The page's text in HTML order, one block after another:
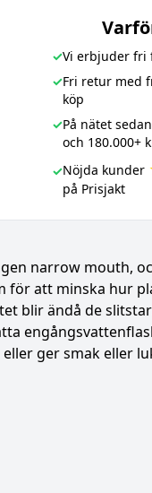
✓Vi erbjuder fri
✓Fri retur med
köp
✓På nätet
och 180.000+
✓Nöjda kunder
på Prisjakt
narrow mouth,
för att minska hur
blir ändå de
ger smak eller